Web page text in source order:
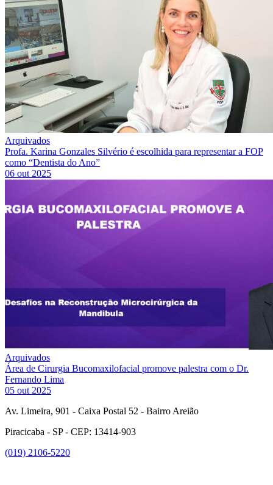
Arquivados
Profa. Karina Gonzales Silvério é escolhida para representar a FOP
como “Dentista do Ano”
06 out 2025
Arquivados
Área de Cirurgia Bucomaxilofacial promove palestra com o Dr.
Fernando Lima
05 out 2025
Av. Limeira, 901 - Caixa Postal 52 - Bairro Areião
Piracicaba - SP - CEP: 13414-903
(019) 2106-5220